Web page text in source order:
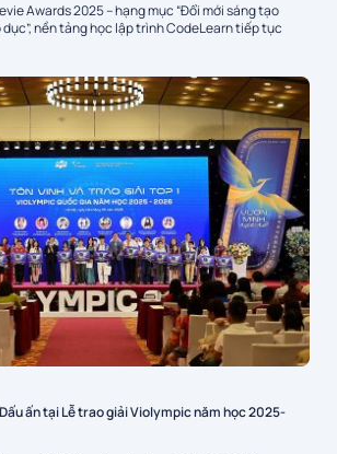
Awards 2025 – hạng mục “Đổi mới sáng tạo
nền tảng học lập trình CodeLearn tiếp tục
ấn tại Lễ trao giải Violympic năm học 2025-